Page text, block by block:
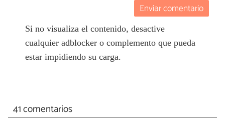
Enviar comentario
Si no visualiza el contenido, desactive
cualquier adblocker o complemento que pueda
estar impidiendo su carga.
41 comentarios